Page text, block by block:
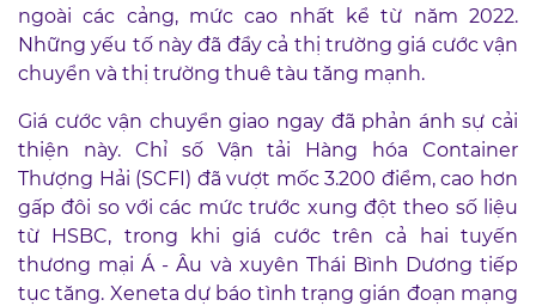
ngoài các cảng, mức cao nhất kể từ năm 2022.
Những yếu tố này đã đẩy cả thị trường giá cước vận
chuyển và thị trường thuê tàu tăng mạnh.
Giá cước vận chuyển giao ngay đã phản ánh sự cải
thiện này. Chỉ số Vận tải Hàng hóa Container
Thượng Hải (SCFI) đã vượt mốc 3.200 điểm, cao hơn
gấp đôi so với các mức trước xung đột theo số liệu
từ HSBC, trong khi giá cước trên cả hai tuyến
thương mại Á - Âu và xuyên Thái Bình Dương tiếp
tục tăng. Xeneta dự báo tình trạng gián đoạn mạng